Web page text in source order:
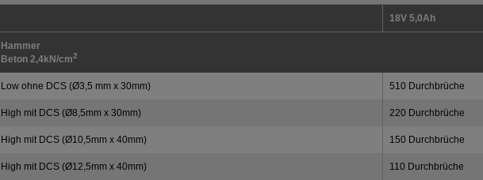
18V 5,0Ah
Hammer
Beton 2,4kN/cm2
Low ohne DCS (Ø3,5 mm x 30mm) 510 Durchbrüche
High mit DCS (Ø8,5mm x 30mm) 220 Durchbrüche
High mit DCS (Ø10,5mm x 40mm) 150 Durchbrüche
High mit DCS (Ø12,5mm x 40mm) 110 Durchbrüche